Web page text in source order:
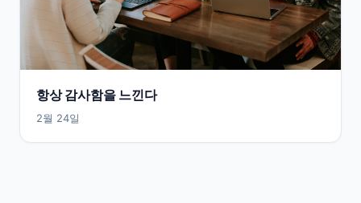
항상 감사함을 느낀다
2월 24일